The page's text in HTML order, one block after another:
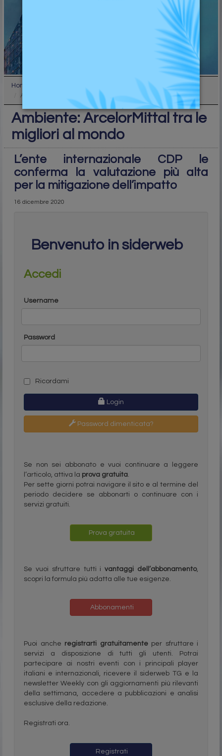
Home
Ambiente: ArcelorMittal tra le migliori al mondo
Ambiente: ArcelorMittal tra le
migliori al mondo
L’ente internazionale CDP le
conferma la valutazione più alta
per la mitigazione dell’impatto
16 dicembre 2020
Benvenuto in siderweb
Accedi
Username
Password
Ricordami
Login
Password dimenticata?
Se non sei abbonato e vuoi continuare a leggere
l’articolo, attiva la prova gratuita.
Per sette giorni potrai navigare il sito e al termine del
periodo decidere se abbonarti o continuare con i
servizi gratuiti.
Prova gratuita
Se vuoi sfruttare tutti ivantaggi dell’abbonamento,
scopri la formula più adatta alle tue esigenze.
Abbonamenti
Puoi anche registrarti gratuitamenteper sfruttare i
servizi a disposizione di tutti gli utenti. Potrai
partecipare ai nostri eventi con i principali player
italiani e internazionali, ricevere il siderweb TG e la
newsletter Weekly con gli aggiornamenti più rilevanti
della settimana, accedere a pubblicazioni e analisi
esclusive della redazione.
Registrati ora.
Registrati